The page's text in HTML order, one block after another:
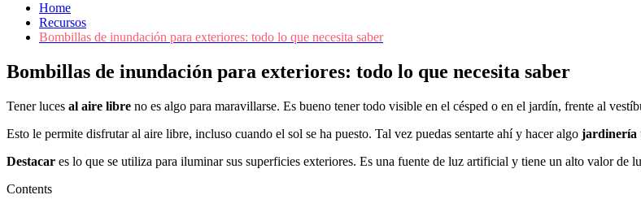
Home
Recursos
Bombillas de inundación para exteriores: todo lo que necesita saber
Bombillas de inundación para exteriores: todo lo que necesita saber
Tener luces al aire libre no es algo para maravillarse. Es bueno tener todo visible en el césped o en el jardín, frente al
Esto le permite disfrutar al aire libre, incluso cuando el sol se ha puesto. Tal vez puedas sentarte ahí y hacer algo jardinería
Destacar es lo que se utiliza para iluminar sus superficies exteriores. Es una fuente de luz artificial y tiene un alto valor de
Contents